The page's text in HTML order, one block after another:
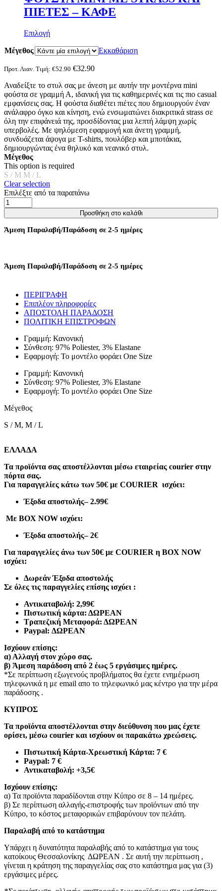
ΠΙΕΤΕΣ – ΚΑΦΕ
ΕπιλογήΑυτό
προϊόν
πολλαπλές
Οι
επιλογές
μπορούν
να
επιλεγούν
στη
σελίδα
του
Μέγεθος Εκκαθάριση
Προτ. Λιαν. Τιμή: €52.90 €32.90
Αναδείξτε το στυλ σας με άνεση με αυτήν την μοντέρνα mini
φούστα σε γραμμή Α, ιδανική για τις καθημερινές και τις πιο casual
εμφανίσεις σας. Η φούστα διαθέτει πιέτες που δημιουργούν έναν
ανάλαφρο όγκο και κίνηση, ενώ ενσωματώνει διακριτικά strass σε
όλη την επιφάνειά της, προσδίδοντας μια λεπτή λάμψη χωρίς
υπερβολές. Με ψηλόμεση εφαρμογή και άνετη γραμμή,
συνδυάζεται άψογα με T-shirts, πουλόβερ και μποτάκια,
δημιουργώντας ένα θηλυκό και νεανικό στυλ.
Μέγεθος
This option is required
S / M M / L
Clear selection
Επιλέξτε από τα παραπάνω
ΦΟΥΣΤΑ
MINI
ΜΕ
STRASS
ΜΠΕΖ
ποσότητα
Προσθήκη στο καλάθι
Άμεση Παραλαβή/Παράδοση σε 2-5 ημέρες
Άμεση Παραλαβή/Παράδοση σε 2-5 ημέρες
ΠΕΡΙΓΡΑΦΗ
Επιπλέον πληροφορίες
ΑΠΟΣΤΟΛΗ ΠΑΡΑΔΟΣΗ
ΠΟΛΙΤΙΚΗ ΕΠΙΣΤΡΟΦΩΝ
Γραμμή: Κανονική
Σύνθεση: 97% Poliester, 3% Elastane
Εφαρμογή: Το μοντέλο φοράει One Size
Γραμμή: Κανονική
Σύνθεση: 97% Poliester, 3% Elastane
Εφαρμογή: Το μοντέλο φοράει One Size
Μέγεθος
S / M, M / L
ΕΛΛΑΔΑ
Τα προϊόντα σας αποστέλλονται μέσω εταιρείας courier στην
πόρτα σας.
Για παραγγελίες κάτω των 50€ με COURIER ισχύει:
Έξοδα αποστολής– 2.99€
Με BOX NOW ισχύει:
Έξοδα αποστολής– 2€
Για παραγγελίες άνω των 50€ με COURIER η BOX NOW
ισχύει:
Δωρεάν Έξοδα αποστολής
Σε όλες τις παραγγελίες επίσης ισχύει :
Αντικαταβολή: 2,99€
Πιστωτική κάρτα: ΔΩΡΕΑΝ
Τραπεζική Μεταφορά: ΔΩΡΕΑΝ
Paypal: ΔΩΡΕΑΝ
Ισχύουν επίσης:
α) Αλλαγή στον χώρο σας.
β) Άμεση παράδοση από 2 έως 5 εργάσιμες ημέρες.
*Σε περίπτωση εξωγενούς προβλήματος θα έχετε ενημέρωση
τηλεφωνικά η με email απο το τηλεφωνικό μας κέντρο για την μέρα
παράδοσης .
ΚΥΠΡΟΣ
Τα προϊόντα αποστέλλονται στην διεύθυνση που μας έχετε
ορίσει, μέσω courier και ισχύουν οι παρακάτω χρεώσεις.
Πιστωτική Κάρτα-Χρεωστική Κάρτα: 7 €​
Paypal: 7 €
Αντικαταβολή: +3,5€
Ισχύουν επίσης:
α) Τα προϊόντα παραδίδονται στην Κύπρο σε 8 – 14 ημέρες.
β) Σε περίπτωση αλλαγής-επιστροφής των προϊόντων από την
Κύπρο, το κόστος μεταφορικών επιβαρύνουν τον πελάτη.
Παραλαβή από το κατάστημα
Υπάρχει η δυνατότητα παραλαβής από το κατάστημα για τους
κατοίκους Θεσσαλονίκης ΔΩΡΕΑΝ . Σε αυτή την περίπτωση ,
γίνεται η κράτηση της παραγγελίας σας στο κατάστημα μας για (3)
εργάσιμες μέρες.